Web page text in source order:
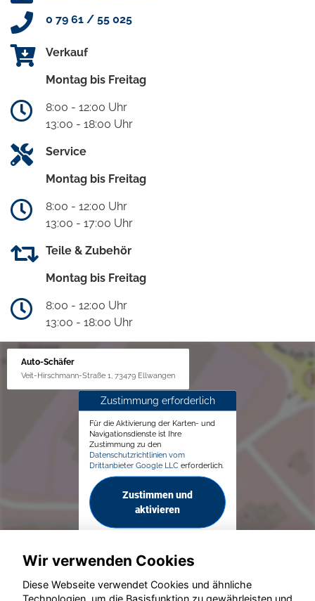
0 79 61 / 55 025
Verkauf
Montag bis Freitag
8:00 - 12:00 Uhr
13:00 - 18:00 Uhr
Service
Montag bis Freitag
8:00 - 12:00 Uhr
13:00 - 17:00 Uhr
Teile & Zubehör
Montag bis Freitag
8:00 - 12:00 Uhr
13:00 - 18:00 Uhr
Auto-Schäfer
Veit-Hirschmann-Straße 1, 73479 Ellwangen
Zustimmung erforderlich
Für die Aktivierung der Karten- und
Navigationsdienste ist Ihre
Zustimmung zu den
Datenschutzrichtlinien vom
Drittanbieter Google LLC erforderlich.
Zustimmen und
aktivieren
Wir verwenden Cookies
Diese Webseite verwendet Cookies und ähnliche
Technologien, um die Basisfunktion zu gewährleisten und